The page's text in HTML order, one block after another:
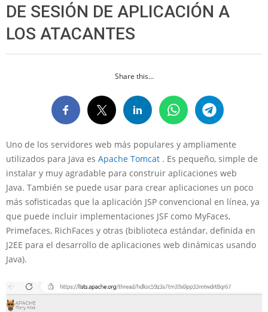
DE SESIÓN DE APLICACIÓN A
LOS ATACANTES
Share this...
Uno de los servidores web más populares y ampliamente
utilizados para Java es Apache Tomcat . Es pequeño, simple de
instalar y muy agradable para construir aplicaciones web
Java. También se puede usar para crear aplicaciones un poco
más sofisticadas que la aplicación JSP convencional en línea, ya
que puede incluir implementaciones JSF como MyFaces,
Primefaces, RichFaces y otras (biblioteca estándar, definida en
J2EE para el desarrollo de aplicaciones web dinámicas usando
Java).